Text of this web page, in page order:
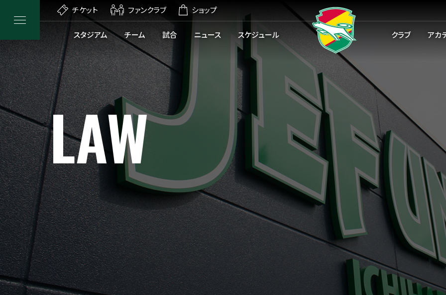
チケット ファンクラブ ショップ
スタジアム チーム 試合 ニュース スケジュール クラブ アカ
LAW